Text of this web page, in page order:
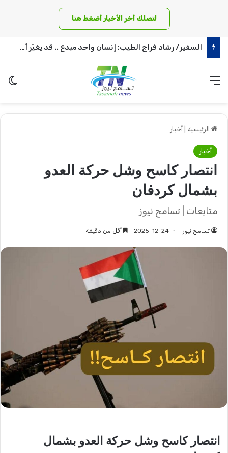
لتصلك أخر الأخبار أضغط هنا
السفير/ رشاد فراج الطيب: إنسان واحد مبدع .. قد يغيّر أمة !
القائمة
الرئيسية أخبار
أخبار
انتصار كاسح وشل حركة العدو
بشمال كردفان
متابعات | تسامح نيوز
تسامح نيوز 2025-12-24 أقل من دقيقة
انتصار كاسح وشل حركة العدو بشمال